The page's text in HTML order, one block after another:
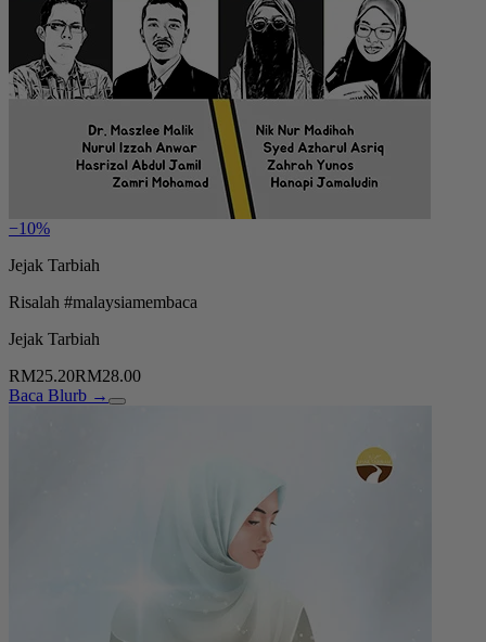
−10%
Jejak Tarbiah
Risalah #malaysiamembaca
Jejak Tarbiah
RM25.20RM28.00
Baca Blurb →